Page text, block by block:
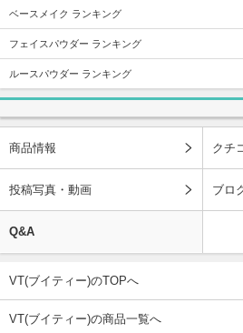
ベースメイク ランキング
フェイスパウダー ランキング
ルースパウダー ランキング
商品情報 クチ
投稿写真・動画 ブロ
Q&A
VT(ブイティー)のTOPへ
VT(ブイティー)の商品一覧へ